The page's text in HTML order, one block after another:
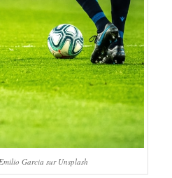
Garcia sur Unsplash